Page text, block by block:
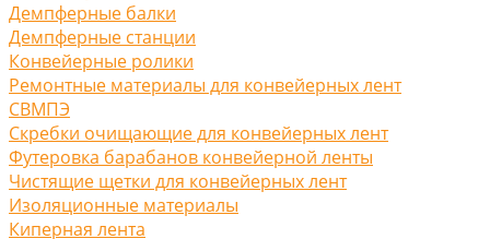
Демпферные балки
Демпферные станции
Конвейерные ролики
Ремонтные материалы для конвейерных лент
СВМПЭ
Скребки очищающие для конвейерных лент
Футеровка барабанов конвейерной ленты
Чистящие щетки для конвейерных лент
Изоляционные материалы
Киперная лента